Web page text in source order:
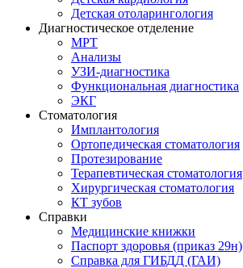
Детская отоларингология
Диагностическое отделение
МРТ
Анализы
УЗИ-диагностика
Функциональная диагностика
ЭКГ
Стоматология
Имплантология
Ортопедическая стоматология
Протезирование
Терапевтическая стоматология
Хирургическая стоматология
КТ зубов
Справки
Медицинские книжки
Паспорт здоровья (приказ 29н)
Справка для ГИБДД (ГАИ)